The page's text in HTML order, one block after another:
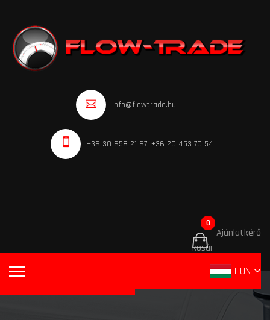
info@flowtrade.hu
+36 30 658 21 67, +36 20 453 70 54
Ajánlatkérő
kosár
0
HUN